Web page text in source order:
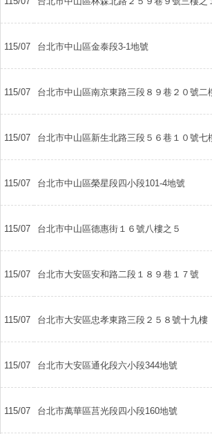
115/07 台北市中山區金泰段3-1地號
115/07 台北市中山區南京東路三段８９巷２０號二
115/07 台北市中山區新生北路三段５６巷１０號七
115/07 台北市中山區榮星段四小段101-4地號
115/07 台北市中山區德惠街１６號八樓之５
115/07 台北市大安區安和路二段１８９巷１７號
115/07 台北市大安區忠孝東路三段２５８號十九樓
115/07 台北市大安區通化段六小段344地號
115/07 台北市萬華區莒光段四小段160地號